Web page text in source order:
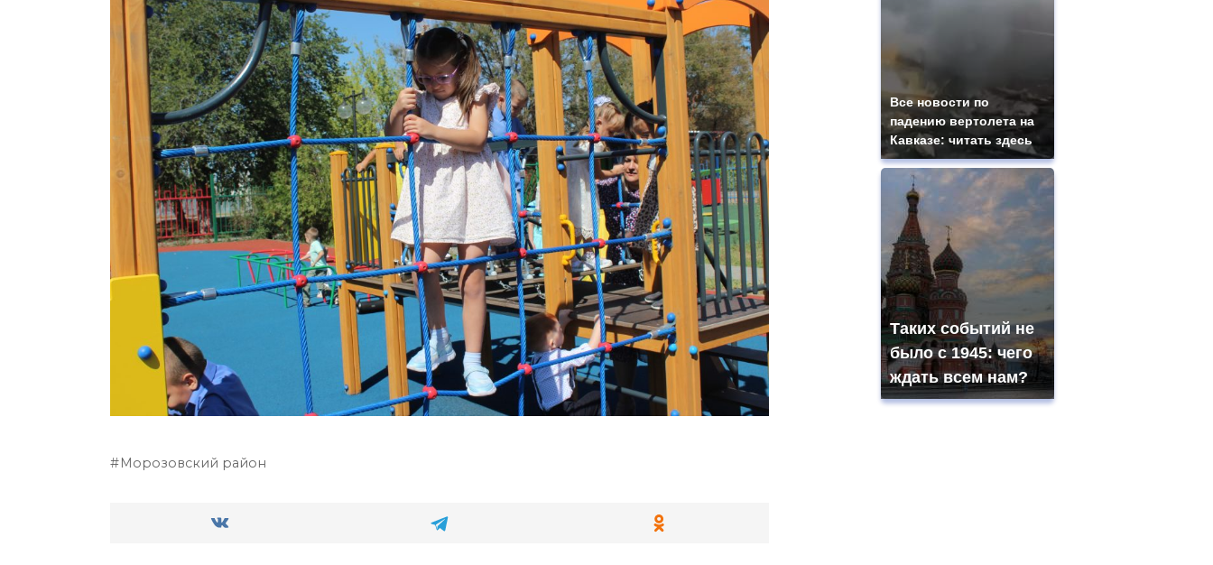
Морозовский район
Все новости по
падению вертолета на
Кавказе: читать здесь
Таких событий не
было с 1945: чего
ждать всем нам?